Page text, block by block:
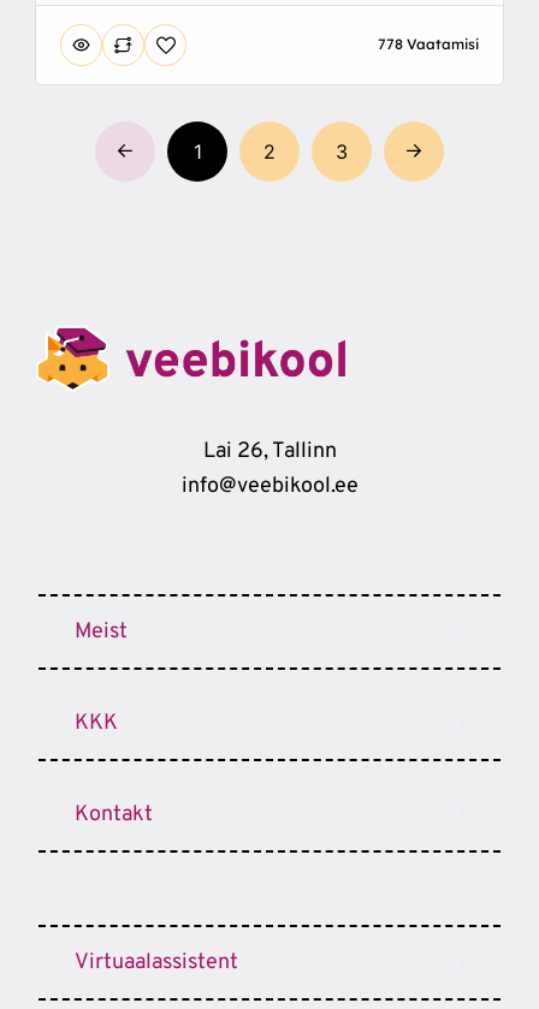
778 Vaatamisi
1 2 3
Lai 26, Tallinn
info@veebikool.ee
Meist
KKK
Kontakt
Virtuaalassistent